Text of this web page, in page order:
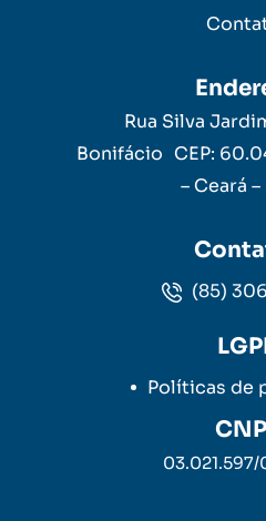
Rua Silva
Bonifácio CEP:
– Ceará
(85)
Políticas de